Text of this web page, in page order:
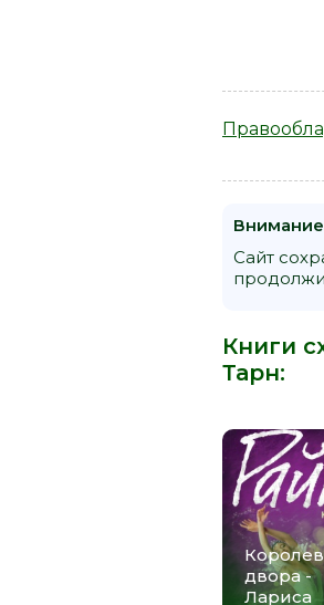
Сайт
Книги
Тарн:
двора -
Лариса